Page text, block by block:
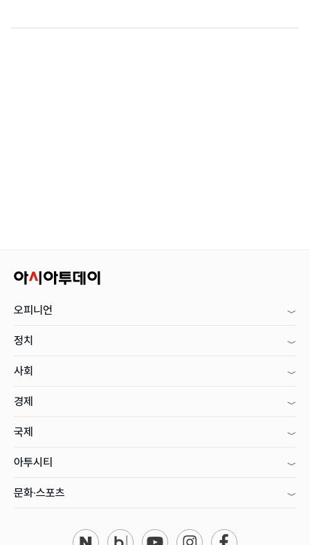
오피니언
정치
사회
경제
국제
아투시티
문화·스포츠